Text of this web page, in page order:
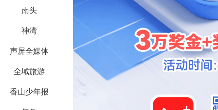
南头
神湾
声屏全媒体
全域旅游
香山少年报